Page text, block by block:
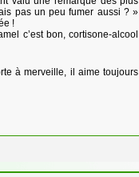
pas un peu fumer aussi ? »
!
c’est bon, cortisone-alcool
à merveille, il aime toujours